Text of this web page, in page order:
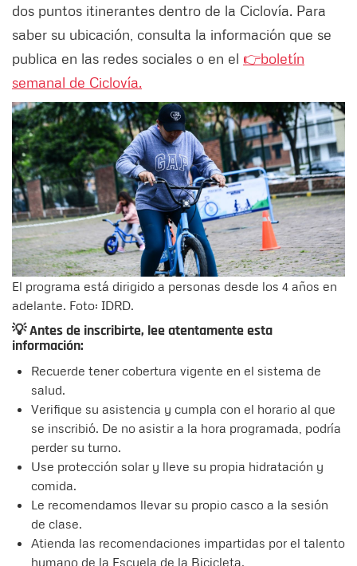
dos puntos itinerantes dentro de la Ciclovía. Para
saber su ubicación, consulta la información que se
publica en las redes sociales o en el 👉boletín
semanal de Ciclovía.
El programa está dirigido a personas desde los 4 años en
adelante. Foto: IDRD.
💡 Antes de inscribirte, lee atentamente esta
información:
Recuerde tener cobertura vigente en el sistema de
salud.
Verifique su asistencia y cumpla con el horario al que
se inscribió. De no asistir a la hora programada, podría
perder su turno.
Use protección solar y lleve su propia hidratación y
comida.
Le recomendamos llevar su propio casco a la sesión
de clase.
Atienda las recomendaciones impartidas por el talento
humano de la Escuela de la Bicicleta.